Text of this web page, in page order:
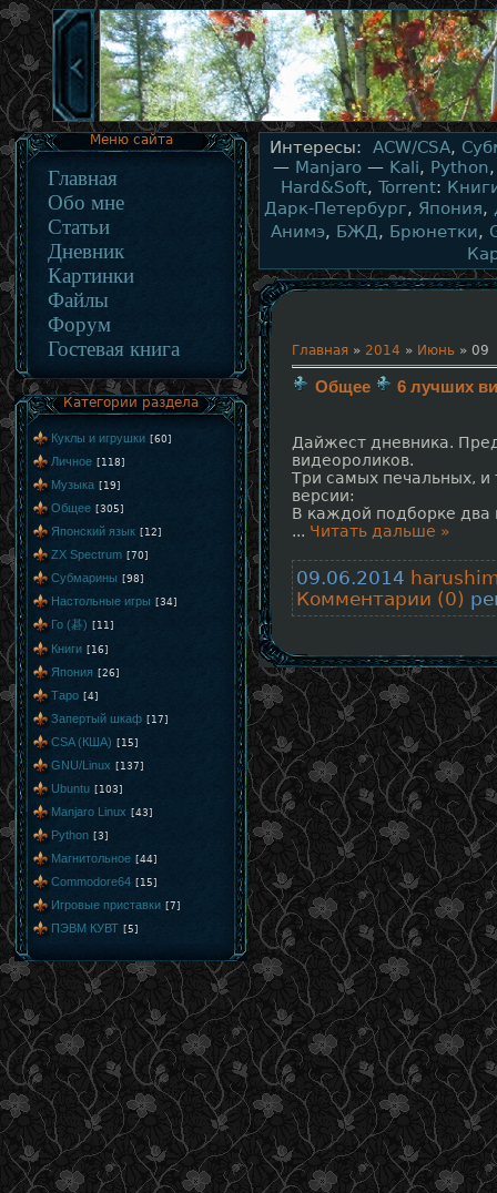
Меню сайта
Главная
Обо мне
Статьи
Дневник
Картинки
Файлы
Форум
Гостевая книга
Категории раздела
Куклы и игрушки [60]
Личное [118]
Музыка [19]
Общее [305]
Японский язык [12]
ZX Spectrum [70]
Субмарины [98]
Настольные игры [34]
Го (碁) [11]
Книги [16]
Япония [26]
Таро [4]
Запертый шкаф [17]
CSA (КША) [15]
GNU/Linux [137]
Ubuntu [103]
Manjaro Linux [43]
Python [3]
Магнитольное [44]
Commodore64 [15]
Игровые приставки [7]
ПЭВМ КУВТ [5]
Интересы: ACW/CSA,
— Manjaro — Kali, Python
Hard&Soft, Torrent:
Дарк-Петербург, Япония,
Анимэ, БЖД, Брюнетки,
Главная » 2014 » Июнь » 09
Общее 6 лучших
Дайжест дневника.
видеороликов.
Три самых печальных,
версии:
В каждой подборке два
... Читать дальше »
09.06.2014
Комментарии (0)